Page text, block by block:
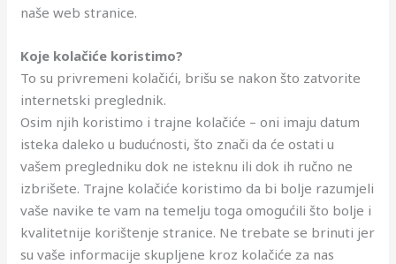
naše web stranice.
Koje kolačiće koristimo?
To su privremeni kolačići, brišu se nakon što zatvorite
internetski preglednik.
Osim njih koristimo i trajne kolačiće – oni imaju datum
isteka daleko u budućnosti, što znači da će ostati u
vašem pregledniku dok ne isteknu ili dok ih ručno ne
izbrišete. Trajne kolačiće koristimo da bi bolje razumjeli
vaše navike te vam na temelju toga omogućili što bolje i
kvalitetnije korištenje stranice. Ne trebate se brinuti jer
su vaše informacije skupljene kroz kolačiće za nas